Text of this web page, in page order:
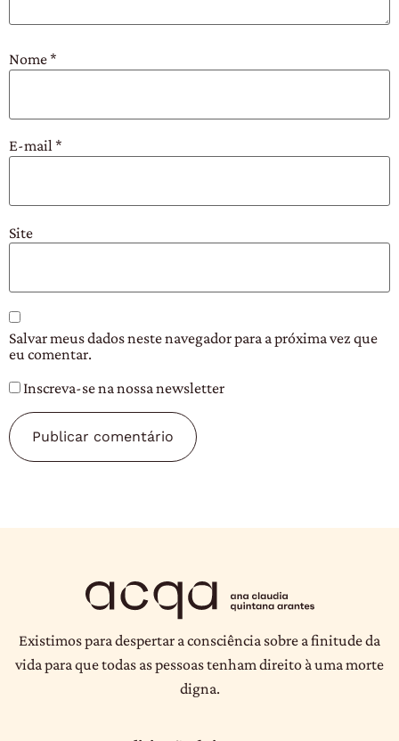
Nome*
E-mail*
Site
Salvar meus dados neste navegador para a próxima vez que
eu comentar.
Inscreva-se na nossa newsletter
Existimos para despertar a consciência sobre a finitude da
vida para que todas as pessoas tenham direito à uma morte
digna.